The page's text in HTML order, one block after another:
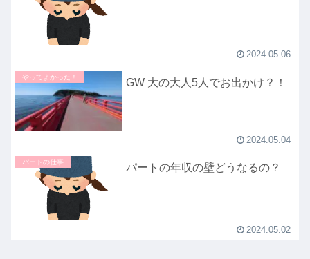
2024.05.06
やってよかった！ GW 大の大人5人でお出かけ？！
2024.05.04
パートの仕事 パートの年収の壁どうなるの？
2024.05.02